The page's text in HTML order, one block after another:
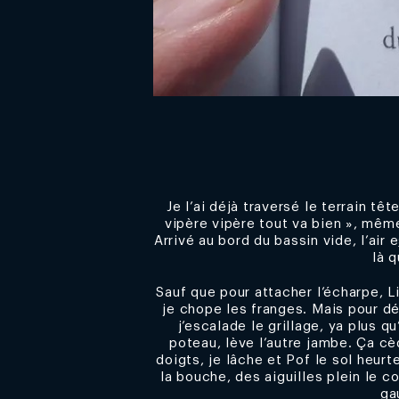
Je l’ai déjà traversé le terrain
vipère vipère tout va bien »,
Arrivé au bord du bassin vide, l’air e
là
Sauf que pour attacher l’écharpe,
je chope les franges. Mais pour
j’escalade le grillage, ya plus
poteau, lève l’autre jambe. Ça
doigts, je lâche et Pof le sol
la bouche, des aiguilles plein le